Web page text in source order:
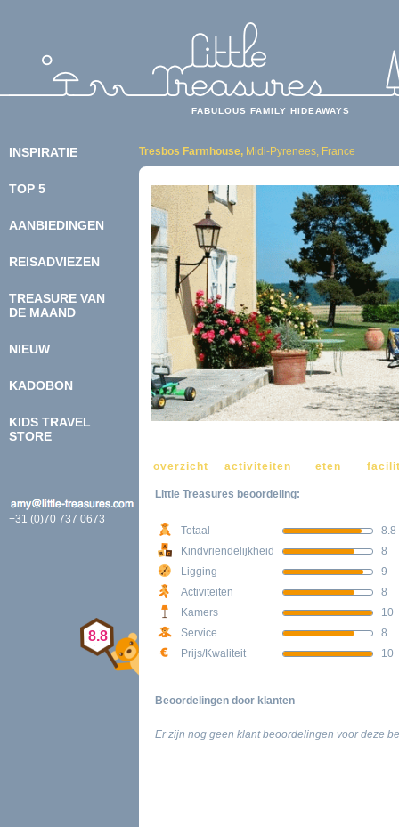
FABULOUS FAMILY HIDEAWAYS
INSPIRATIE
TOP 5
KIDSPROOF
KASTEELTJES
SUPERDELUXE
WELLNESS
AANBIEDINGEN
REISADVIEZEN
ONDERWEG
ETEN
DOEN & BELEVEN
TREASURE VAN
DE MAAND
NIEUW
KADOBON
KIDS TRAVEL
STORE
+31 (0)70 737 0673
8.8
Tresbos Farmhouse, Midi-Pyrenees, France
overzicht activiteiten eten
Little Treasures beoordeling:
Totaal
8.8
Kindvriendelijkheid
8
Ligging
9
Activiteiten
8
Kamers
10
Service
8
Prijs/Kwaliteit
10
Beoordelingen door klanten
Er zijn nog geen klant beoordelingen voor deze